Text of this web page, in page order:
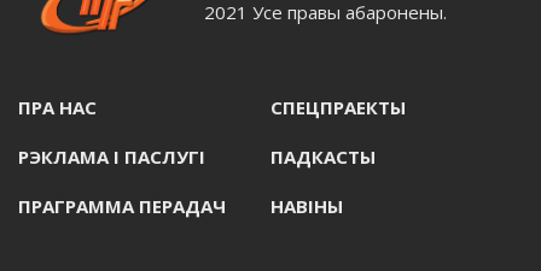
2021 Усе правы абаронены.
ПРА НАС СПЕЦПРАЕКТЫ
РЭКЛАМА I ПАСЛУГI ПАДКАСТЫ
ПРАГРАММА ПЕРАДАЧ НАВIНЫ